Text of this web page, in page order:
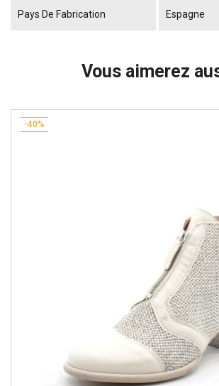
Pays De Fabrication Espagne
Vous aimerez
-40%